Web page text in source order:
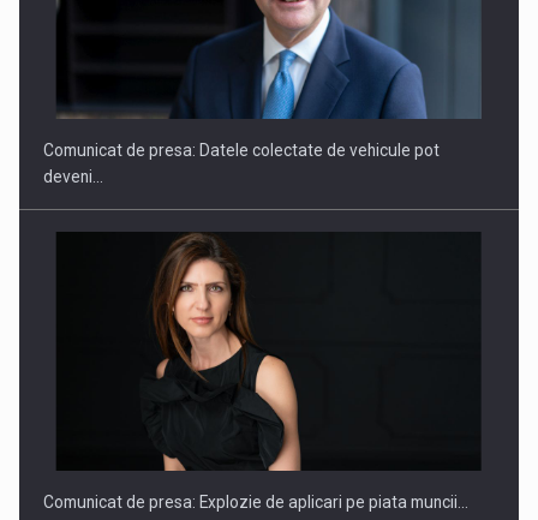
ROOTED IN ROMANIA, BUILT TO DELIVER TECHNOLOGY FOR
PUTTING ROMANIAN CORPORATE COMPANIES ON THE
INTERNATIONAL BUSINESS SCENE
Comunicat de presa: Datele colectate de vehicule pot
deveni…
Comunicat de presa: Explozie de aplicari pe piata muncii…